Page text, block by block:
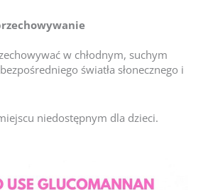
w chłodnym, suchym
światła słonecznego i
niedostępnym dla dzieci.